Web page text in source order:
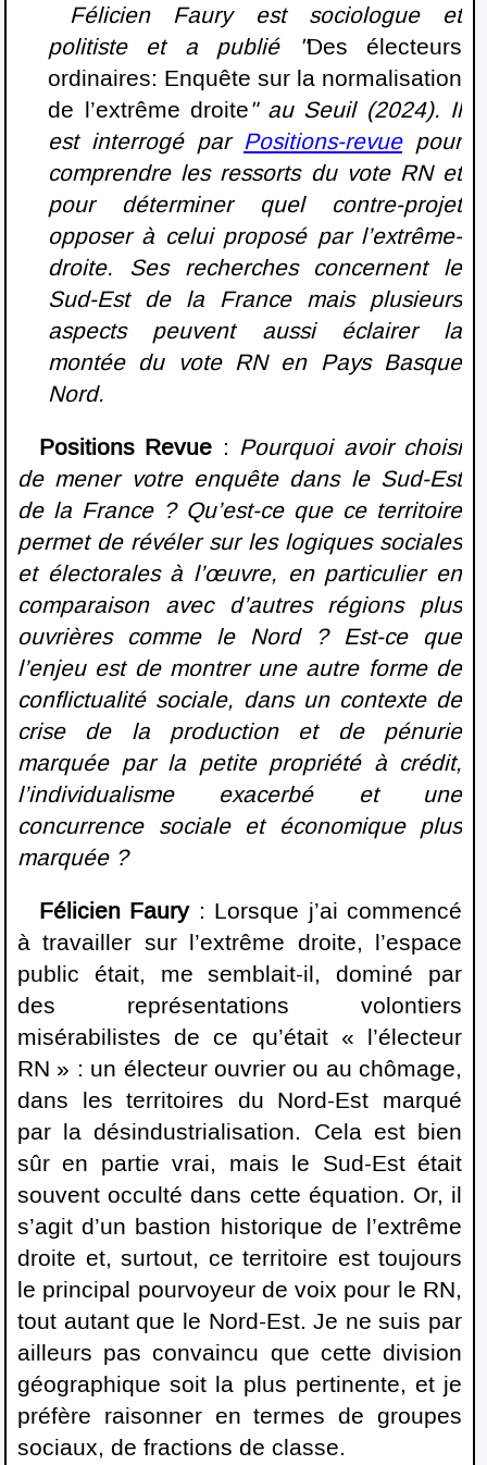
Félicien Faury est sociologue et
politiste et a publié "Des électeurs
ordinaires: Enquête sur la normalisation
de l’extrême droite" au Seuil (2024). Il
est interrogé par Positions-revuepour
comprendre les ressorts du vote RN et
pour déterminer quel contre-projet
opposer à celui proposé par l’extrême-
droite. Ses recherches concernent le
Sud-Est de la France mais plusieurs
aspects peuvent aussi éclairer la
montée du vote RN en Pays Basque
Nord.
Positions Revue : Pourquoi avoir choisi
de mener votre enquête dans le Sud-Est
de la France ? Qu’est-ce que ce territoire
permet de révéler sur les logiques sociales
et électorales à l’œuvre, en particulier en
comparaison avec d’autres régions plus
ouvrières comme le Nord ? Est-ce que
l’enjeu est de montrer une autre forme de
conflictualité sociale, dans un contexte de
crise de la production et de pénurie
marquée par la petite propriété à crédit,
l’individualisme exacerbé et une
concurrence sociale et économique plus
marquée ?
Félicien Faury: Lorsque j’ai commencé
à travailler sur l’extrême droite, l’espace
public était, me semblait-il, dominé par
des représentations volontiers
misérabilistes de ce qu’était « l’électeur
RN » : un électeur ouvrier ou au chômage,
dans les territoires du Nord-Est marqué
par la désindustrialisation. Cela est bien
sûr en partie vrai, mais le Sud-Est était
souvent occulté dans cette équation. Or, il
s’agit d’un bastion historique de l’extrême
droite et, surtout, ce territoire est toujours
le principal pourvoyeur de voix pour le RN,
tout autant que le Nord-Est. Je ne suis par
ailleurs pas convaincu que cette division
géographique soit la plus pertinente, et je
préfère raisonner en termes de groupes
sociaux, de fractions de classe.